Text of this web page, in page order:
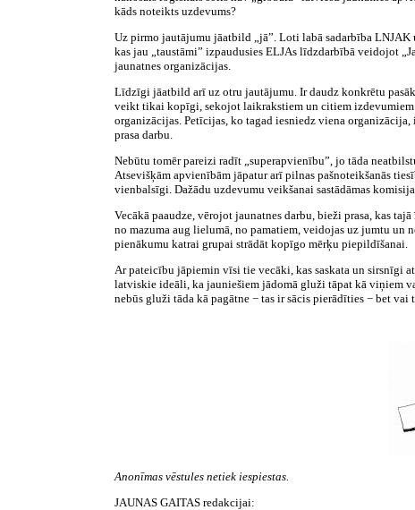
kāds noteikts uzdevums?
Uz pirmo jautājumu jāatbild „jā”. Loti labā sadarbība LNJAK
kas jau „taustāmi” izpaudusies ELJAs līdzdarbībā veidojot
jaunatnes organizācijas.
Līdzīgi jāatbild arī uz otru jautājumu. Ir daudz konkrētu
veikt tikai kopīgi, sekojot laikrakstiem un citiem izdevumiem.
organizācijas. Petīcijas, ko tagad iesniedz viena
prasa darbu.
Nebūtu tomēr pareizi radīt „superapvienību”, jo tāda
Atsevišķām apvienībām jāpatur arī pilnas pašnoteikšanās
vienbalsīgi. Dažādu uzdevumu veikšanai sastādāmas
Vecākā paaudze, vērojot jaunatnes darbu, bieži prasa, kas
no mazuma aug lielumā, no pamatiem, veidojas uz jumtu un
pienākumu katrai grupai strādāt kopīgo mērķu piepildīšanai.
Ar pateicību jāpiemin vīsi tie vecāki, kas saskata un sirsnīgi
latviskie ideāli, ka jauniešiem jādomā gluži tāpat kā viņiem
nebūs gluži tāda kā pagātne − tas ir sācis pierādīties − bet
Anonīmas vēstules netiek iespiestas.
JAUNAS GAITAS redakcijai: